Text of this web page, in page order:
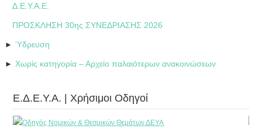
Δ.Ε.Υ.Α.Ε.
ΠΡΟΣΚΛΗΣΗ 30ης ΣΥΝΕΔΡΙΑΣΗΣ 2026
► Ύδρευση
► Χωρίς κατηγορία – Αρχείο παλαιότερων ανακοινώσεων
Ε.Δ.Ε.Υ.Α. | Χρήσιμοι Οδηγοί